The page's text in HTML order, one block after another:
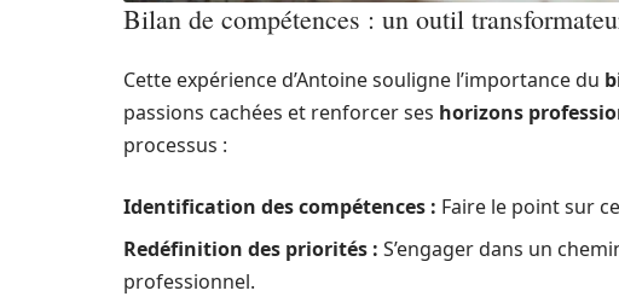
Bilan de compétences : un outil
Cette expérience d’Antoine souligne l’importance du
passions cachées et renforcer ses horizons
processus :
Identification des compétences : Faire le point sur
Redéfinition des priorités : S’engager dans un
professionnel.